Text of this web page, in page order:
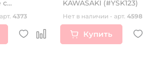
с
4373
KAWASAKI (#YSK123)
Нет в наличии - арт. 4598
Купить